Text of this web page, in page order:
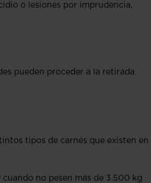
o lesiones por imprudencia,
pueden proceder a la retirada
tipos de carnés que existen en
no pesen más de 3.500 kg